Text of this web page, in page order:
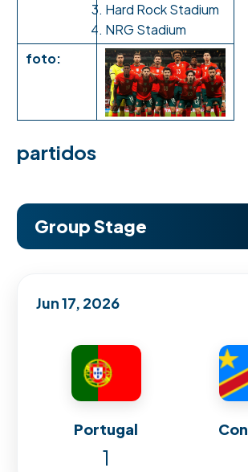
Hard Rock Stadium
NRG Stadium
foto:
partidos
Group Stage
Jun 17, 2026
Portugal
1